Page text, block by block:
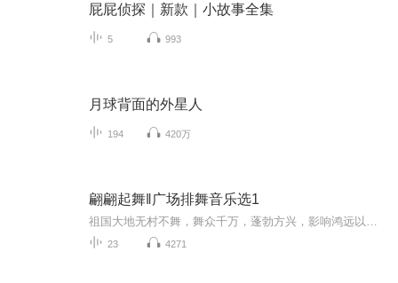
屁屁侦探｜新款｜小故事全集
5 993
月球背面的外星人
194 420万
翩翩起舞‖广场排舞音乐选1
23 4271